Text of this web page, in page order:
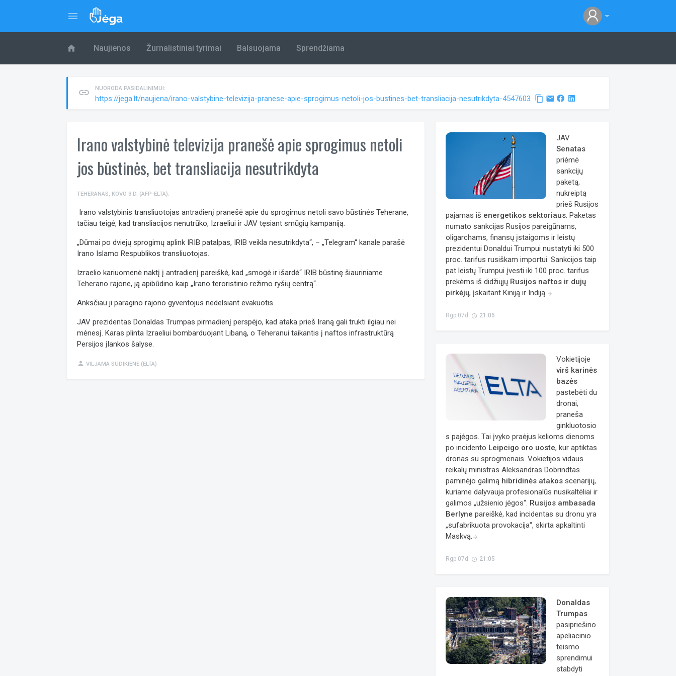
menu
home Naujienos Žurnalistiniai tyrimai Balsuojama Sprendžiama
link NUORODA PASIDALINIMUI:
https://jega.lt/naujiena/irano-valstybine-televizija-pranese-apie-sprogimus-netoli-jos-bustines-bet-transliacija-nesutrikdyta-4547603 content_copy email
Irano valstybinė televizija pranešė apie sprogimus netoli
jos būstinės, bet transliacija nesutrikdyta
TEHERANAS, KOVO 3 D. (AFP-ELTA).
Irano valstybinis transliuotojas antradienį pranešė apie du sprogimus netoli savo būstinės Teherane,
tačiau teigė, kad transliacijos nenutrūko, Izraeliui ir JAV tęsiant smūgių kampaniją.
„Dūmai po dviejų sprogimų aplink IRIB patalpas, IRIB veikla nesutrikdyta“, – „Telegram“ kanale parašė
Irano Islamo Respublikos transliuotojas.
Izraelio kariuomenė naktį į antradienį pareiškė, kad „smogė ir išardė“ IRIB būstinę šiauriniame
Teherano rajone, ją apibūdino kaip „Irano teroristinio režimo ryšių centrą“.
Anksčiau ji paragino rajono gyventojus nedelsiant evakuotis.
JAV prezidentas Donaldas Trumpas pirmadienį perspėjo, kad ataka prieš Iraną gali trukti ilgiau nei
mėnesį. Karas plinta Izraeliui bombarduojant Libaną, o Teheranui taikantis į naftos infrastruktūrą
Persijos įlankos šalyse.
person VILJAMA SUDIKIENĖ (ELTA)
JAV
Senatas
priėmė
sankcijų
paketą,
nukreiptą
prieš Rusijos
pajamas iš energetikos sektoriaus. Paketas
numato sankcijas Rusijos pareigūnams,
oligarchams, finansų įstaigoms ir leistų
prezidentui Donaldui Trumpui nustatyti iki 500
proc. tarifus rusiškam importui. Sankcijos taip
pat leistų Trumpui įvesti iki 100 proc. tarifus
prekėms iš didžiųjų Rusijos naftos ir dujų
pirkėjų, įskaitant Kiniją ir Indiją. arrow_forward
Rgp 07d. access_time 21:05
Vokietijoje
virš karinės
bazės
pastebėti du
dronai,
praneša
ginkluotosio
s pajėgos. Tai įvyko praėjus kelioms dienoms
po incidento Leipcigo oro uoste, kur aptiktas
dronas su sprogmenais. Vokietijos vidaus
reikalų ministras Aleksandras Dobrindtas
paminėjo galimą hibridinės atakos scenarijų,
kuriame dalyvauja profesionalūs nusikaltėliai ir
galimos „užsienio jėgos“. Rusijos ambasada
Berlyne pareiškė, kad incidentas su dronu yra
„sufabrikuota provokacija“, skirta apkaltinti
Maskvą. arrow_forward
Rgp 07d. access_time 21:05
Donaldas
Trumpas
pasipriešino
apeliacinio
teismo
sprendimui
stabdyti